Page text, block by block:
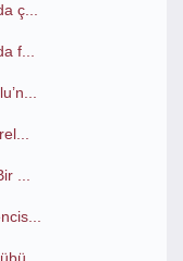
ç...
f...
...